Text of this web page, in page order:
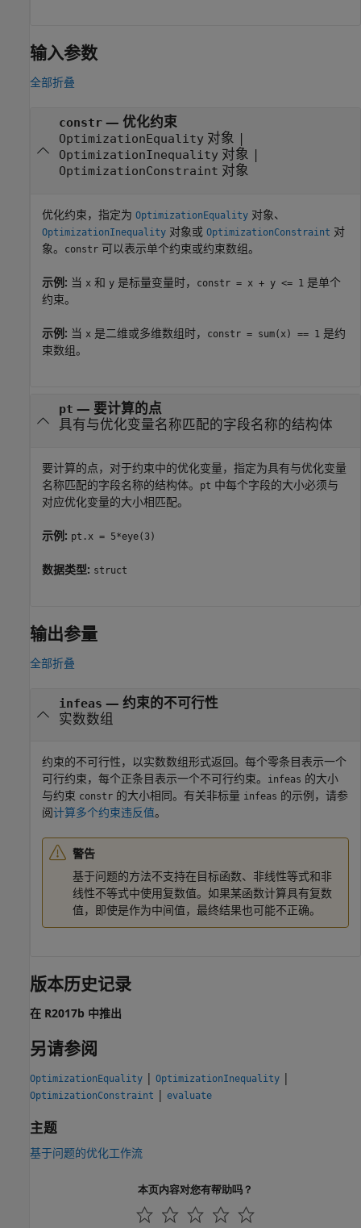
输入参数
全部折叠
constr— 优化约束
OptimizationEquality对象 |
OptimizationInequality对象 |
OptimizationConstraint 对象
优化约束，指定为 OptimizationEquality 对象、
OptimizationInequality 对象或 OptimizationConstraint 对
象。
constr 可以表示单个约束或约束数组。
示例: 当 x 和 y 是标量变量时， constr = x + y <= 1 是单个
约束。
示例: 当 x 是二维或多维数组时， constr = sum(x) == 1 是约
束数组。
pt — 要计算的点
具有与优化变量名称匹配的字段名称的结构体
要计算的点，对于约束中的优化变量，指定为具有与优化变量
名称匹配的字段名称的结构体。
pt 中每个字段的大小必须与
对应优化变量的大小相匹配。
示例: pt.x = 5*eye(3)
数据类型: struct
输出参量
全部折叠
infeas — 约束的不可行性
实数数组
约束的不可行性，以实数数组形式返回。每个零条目表示一个
可行约束，每个正条目表示一个不可行约束。
infeas 的大小
与约束 constr 的大小相同。有关非标量 infeas 的示例，请参
阅计算多个约束违反值。
警告
基于问题的方法不支持在目标函数、非线性等式和非
线性不等式中使用复数值。如果某函数计算具有复数
值，即使是作为中间值，最终结果也可能不正确。
版本历史记录
在 R2017b 中推出
另请参阅
OptimizationEquality | OptimizationInequality |
OptimizationConstraint | evaluate
主题
基于问题的优化工作流
本页内容对您有帮助吗？